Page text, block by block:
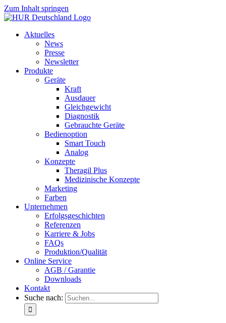
Zum Inhalt springen
Aktuelles
News
Presse
Newsletter
Produkte
Geräte
Kraft
Ausdauer
Gleichgewicht
Diagnostik
Gebrauchte Geräte
Bedienoption
Smart Touch
Analog
Konzepte
Theragil Plus
Medizinische Konzepte
Marketing
Farben
Unternehmen
Erfolgsgeschichten
Referenzen
Karriere & Jobs
FAQs
Produktion/Qualität
Online Service
AGB / Garantie
Downloads
Kontakt
Suche nach: